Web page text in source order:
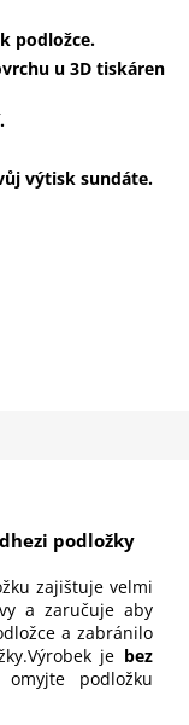
podložce.
u 3D tiskáren
výtisk sundáte.
podložky
zajištuje velmi
a zaručuje aby
a zabránilo
je bez
podložku